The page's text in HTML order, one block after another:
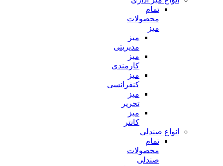
تمام
محصولات
میز
میز
مدیریتی
میز
کارمندی
میز
کنفرانسی
میز
تحریر
میز
کانتر
انواع صندلی
تمام
محصولات
صندلی